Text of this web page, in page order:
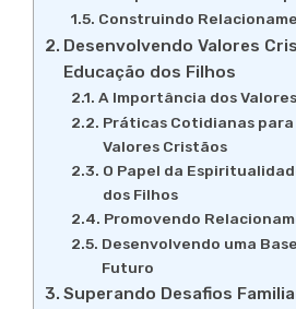
Construindo
Desenvolvendo Valores
Educação dos Filhos
A Importância dos
Práticas Cotidianas
Valores Cristãos
O Papel da
dos Filhos
Promovendo
Desenvolvendo uma
Futuro
Superando Desafios